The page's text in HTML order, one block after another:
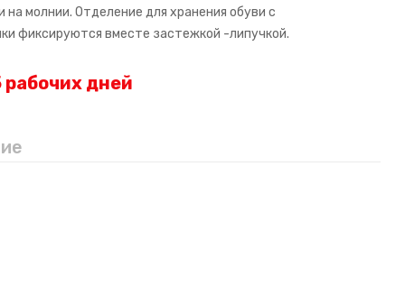
молнии. Отделение для хранения обуви с
фиксируются вместе застежкой -липучкой.
дней